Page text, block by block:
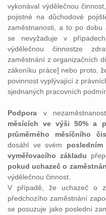
vykonával výdělečnou
pojistné na důchodové
zaměstnanosti, a to po dobu
se nevyžaduje v
výdělečnou činnostze
zaměstnání z organizačních
zákoníku práce] nebo proto,
povinnost vyplývající z
sjednaných pracovních
Podpora v
měsících ve výši 50% a
průměrného měsíčního
dosáhl ve svém posledním
vyměřovacího základu
pokud uchazeč o
výdělečnou činnost.
V případě, že uchazeč o
předchozího zaměstnání
se posuzuje jako poslední